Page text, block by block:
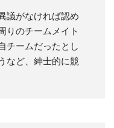
議がなければ認め
りのチームメイト
チームだったとし
など、紳士的に競